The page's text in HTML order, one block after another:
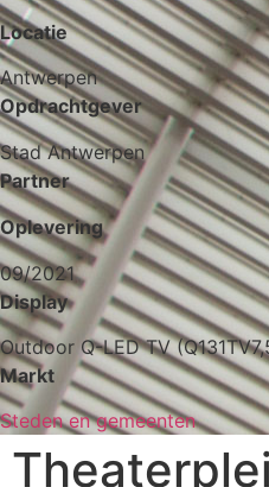
Locatie
Antwerpen
Opdrachtgever
Stad Antwerpen
Partner
Oplevering
09/2021
Display
Outdoor Q-LED TV
Markt
Steden en gemeenten